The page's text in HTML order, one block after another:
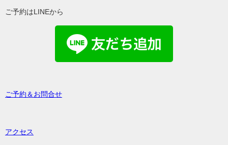
ご予約はLINEから
ご予約＆お問合せ
アクセス